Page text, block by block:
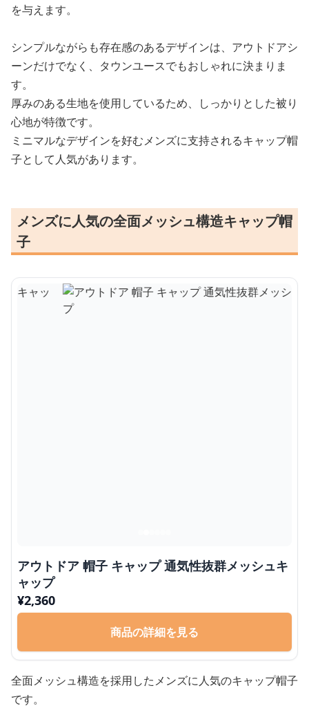
を与えます。
シンプルながらも存在感のあるデザインは、アウトドアシ
ーンだけでなく、タウンユースでもおしゃれに決まりま
す。
厚みのある生地を使用しているため、しっかりとした被り
心地が特徴です。
ミニマルなデザインを好むメンズに支持されるキャップ帽
子として人気があります。
メンズに人気の全面メッシュ構造キャップ帽
子
アウトドア 帽子 キャップ 通気性抜群メッシュキ
ャップ
¥2,360
商品の詳細を見る
全面メッシュ構造を採用したメンズに人気のキャップ帽子
です。